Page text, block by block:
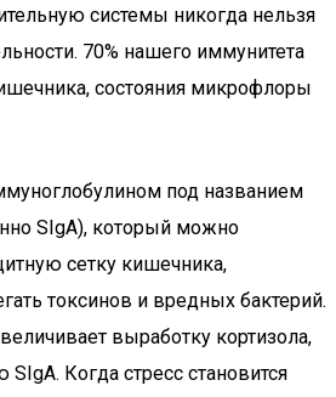
системы никогда нельзя
70% нашего иммунитета
состояния микрофлоры
под названием
SIgA), который можно
сетку кишечника,
токсинов и вредных бактерий.
выработку кортизола,
Когда стресс становится